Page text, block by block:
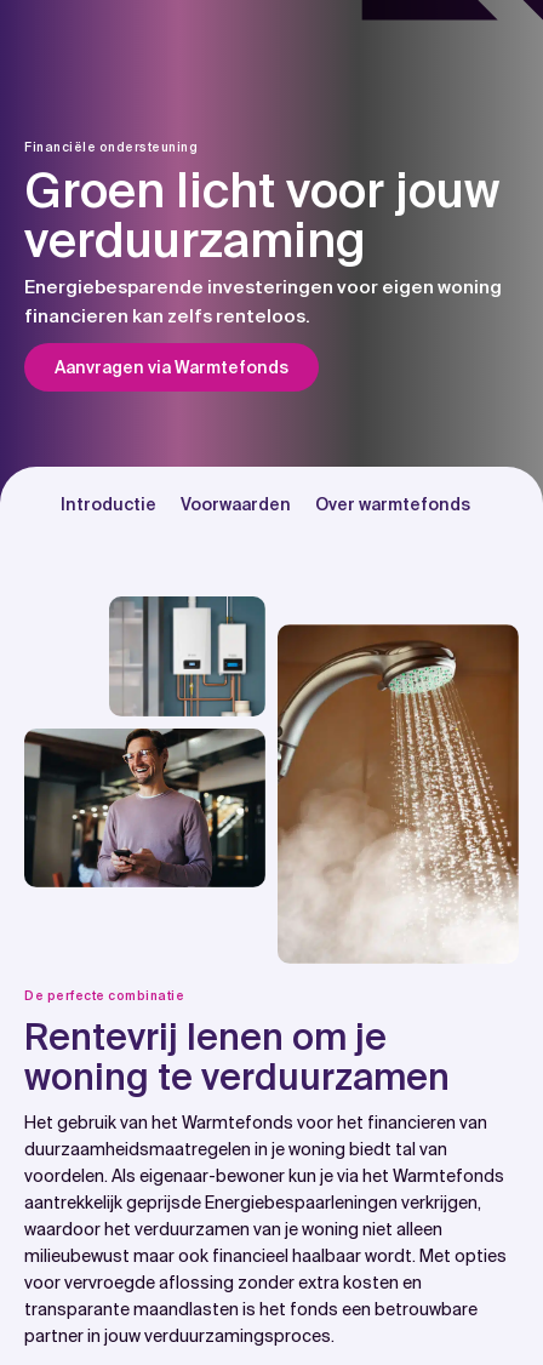
Financiële ondersteuning
Groen licht voor jouw
verduurzaming
Energiebesparende investeringen voor eigen woning
financieren kan zelfs renteloos.
Aanvragen via Warmtefonds
Introductie Voorwaarden Over warmtefonds
De perfecte combinatie
Rentevrij lenen om je
woning te verduurzamen
Het gebruik van het Warmtefonds voor het financieren van
duurzaamheidsmaatregelen in je woning biedt tal van
voordelen. Als eigenaar-bewoner kun je via het Warmtefonds
aantrekkelijk geprijsde Energiebespaarleningen verkrijgen,
waardoor het verduurzamen van je woning niet alleen
milieubewust maar ook financieel haalbaar wordt. Met opties
voor vervroegde aflossing zonder extra kosten en
transparante maandlasten is het fonds een betrouwbare
partner in jouw verduurzamingsproces.